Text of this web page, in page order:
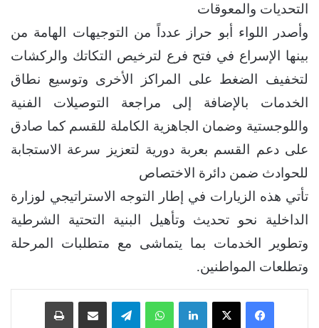
التحديات والمعوقات
وأصدر اللواء أبو حراز عدداً من التوجيهات الهامة من
بينها الإسراع في فتح فرع لترخيص التكاتك والركشات
لتخفيف الضغط على المراكز الأخرى وتوسيع نطاق
الخدمات بالإضافة إلى مراجعة التوصيلات الفنية
واللوجستية وضمان الجاهزية الكاملة للقسم كما صادق
على دعم القسم بعربة دورية لتعزيز سرعة الاستجابة
للحوادث ضمن دائرة الاختصاص
تأتي هذه الزيارات في إطار التوجه الاستراتيجي لوزارة
الداخلية نحو تحديث وتأهيل البنية التحتية الشرطية
وتطوير الخدمات بما يتماشى مع متطلبات المرحلة
وتطلعات المواطنين.
فيسبوك ‫X لينكدإن واتساب تيلقرام